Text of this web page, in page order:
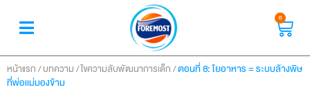
0
หน้าแรก /บทความ /ไขความลับพัฒนาการเด็ก /ตอนที่ 8: ใยอาหาร = ระบบล้างพิษ
ที่พ่อแม่มองข้าม